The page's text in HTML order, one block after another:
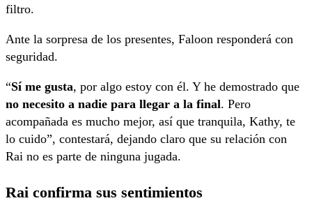
filtro.
Ante la sorpresa de los presentes, Faloon responderá con
seguridad.
“Sí me gusta, por algo estoy con él. Y he demostrado que
no necesito a nadie para llegar a la final. Pero
acompañada es mucho mejor, así que tranquila, Kathy, te
lo cuido”, contestará, dejando claro que su relación con
Rai no es parte de ninguna jugada.
Rai confirma sus sentimientos